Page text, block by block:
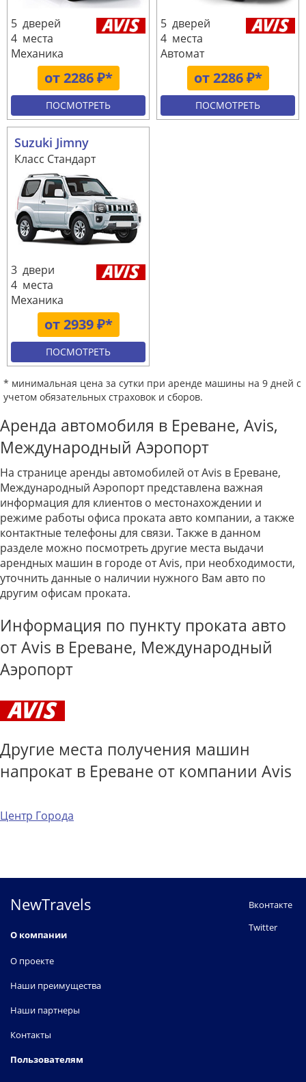
от 2286 ₽*
5 дверей
4 места
Механика
ПОСМОТРЕТЬ
от 2286 ₽*
5 дверей
4 места
Автомат
ПОСМОТРЕТЬ
Suzuki Jimny
Класс Стандарт
от 2939 ₽*
3 двери
4 места
Механика
ПОСМОТРЕТЬ
* минимальная цена за сутки при аренде машины на 9 дней с
учетом обязательных страховок и сборов.
Аренда автомобиля в Ереване, Avis,
Международный Аэропорт
На странице аренды автомобилей от Avis в Ереване,
Международный Аэропорт представлена важная
информация для клиентов о местонахождении и
режиме работы офиса проката авто компании, а также
контактные телефоны для связи. Также в данном
разделе можно посмотреть другие места выдачи
арендных машин в городе от Avis, при необходимости,
уточнить данные о наличии нужного Вам авто по
другим офисам проката.
Информация по пункту проката авто
от Avis в Ереване, Международный
Аэропорт
Другие места получения машин
напрокат в Ереване от компании Avis
Центр Города
NewTravels
О компании
О проекте
Наши преимущества
Наши партнеры
Контакты
Пользователям
Вконтакте
Twitter